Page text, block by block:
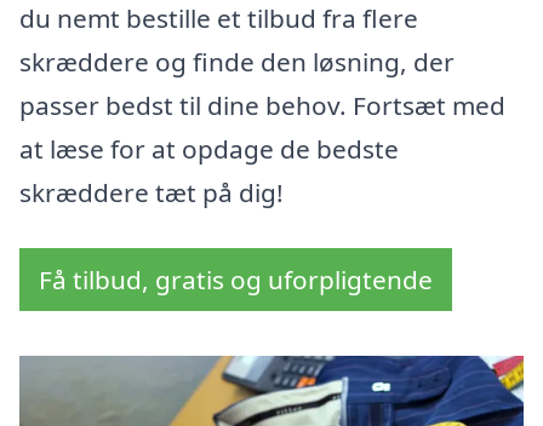
du nemt bestille et tilbud fra flere
skræddere og finde den løsning, der
passer bedst til dine behov. Fortsæt med
at læse for at opdage de bedste
skræddere tæt på dig!
Få tilbud, gratis og uforpligtende